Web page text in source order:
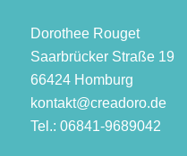
Dorothee Rouget
Saarbrücker Straße 19
66424 Homburg
kontakt@creadoro.de
Tel.: 06841-9689042